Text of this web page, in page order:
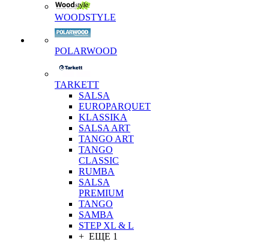
WOODSTYLE
POLARWOOD
TARKETT
SALSA
EUROPARQUET
KLASSIKA
SALSA ART
TANGO ART
TANGO
CLASSIC
RUMBA
SALSA
PREMIUM
TANGO
SAMBA
STEP XL & L
+ ЕЩЕ 1